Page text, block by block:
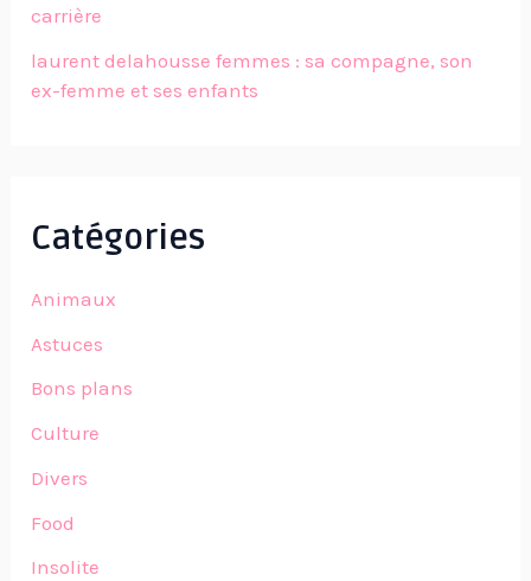
carrière
laurent delahousse femmes : sa compagne, son
ex-femme et ses enfants
Catégories
Animaux
Astuces
Bons plans
Culture
Divers
Food
Insolite